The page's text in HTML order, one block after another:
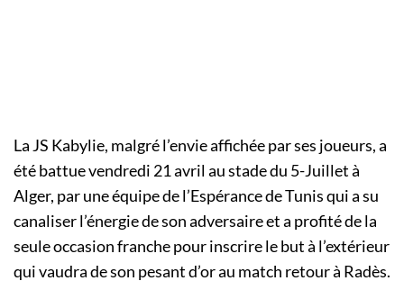
La JS Kabylie, malgré l’envie affichée par ses joueurs, a
été battue vendredi 21 avril au stade du 5-Juillet à
Alger, par une équipe de l’Espérance de Tunis qui a su
canaliser l’énergie de son adversaire et a profité de la
seule occasion franche pour inscrire le but à l’extérieur
qui vaudra de son pesant d’or au match retour à Radès.